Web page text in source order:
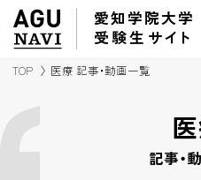
愛知学院大学
受験生 サイ ト
TOP 医療 記事・動画一覧
記事・